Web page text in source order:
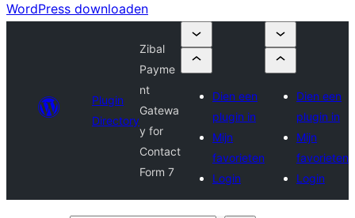
WordPress downloaden
Plugin
Directory
Zibal
Payme
nt
Gatewa
y for
Contact
Form 7
Dien een
plugin in
Mijn
favorieten
Login
Dien een
plugin in
Mijn
favorieten
Login